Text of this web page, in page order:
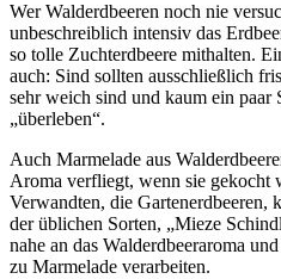
Wer Walderdbeeren noch nie
unbeschreiblich intensiv das
so tolle Zuchterdbeere mithalten.
auch: Sind sollten ausschließlich
sehr weich sind und kaum ein
„überleben“.
Auch Marmelade aus
Aroma verfliegt, wenn sie gekocht
Verwandten, die
der üblichen Sorten, „Mieze
nahe an das Walderdbeeraroma
zu Marmelade verarbeiten.